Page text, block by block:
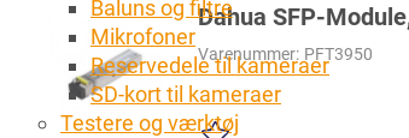
Baluns og filtre
Mikrofoner
Reservedele til kameraer
SD-kort til kameraer
Testere og værktøj
Dahua SFP-
Varenummer: PFT3950